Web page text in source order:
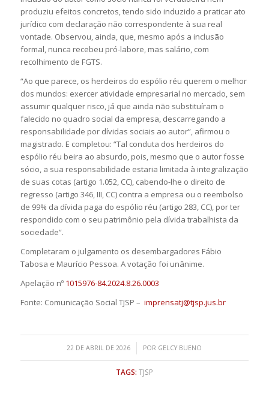
produziu efeitos concretos, tendo sido induzido a praticar ato
jurídico com declaração não correspondente à sua real
vontade. Observou, ainda, que, mesmo após a inclusão
formal, nunca recebeu pró-labore, mas salário, com
recolhimento de FGTS.
“Ao que parece, os herdeiros do espólio réu querem o melhor
dos mundos: exercer atividade empresarial no mercado, sem
assumir qualquer risco, já que ainda não substituíram o
falecido no quadro social da empresa, descarregando a
responsabilidade por dívidas sociais ao autor”, afirmou o
magistrado. E completou: “Tal conduta dos herdeiros do
espólio réu beira ao absurdo, pois, mesmo que o autor fosse
sócio, a sua responsabilidade estaria limitada à integralização
de suas cotas (artigo 1.052, CC), cabendo-lhe o direito de
regresso (artigo 346, III, CC) contra a empresa ou o reembolso
de 99% da dívida paga do espólio réu (artigo 283, CC), por ter
respondido com o seu patrimônio pela dívida trabalhista da
sociedade”.
Completaram o julgamento os desembargadores Fábio
Tabosa e Maurício Pessoa. A votação foi unânime.
Apelação nº 1015976-84.2024.8.26.0003
Fonte: Comunicação Social TJSP – imprensatj@tjsp.jus.br
22 DE ABRIL DE 2026
/ POR GELCY BUENO
TAGS: TJSP